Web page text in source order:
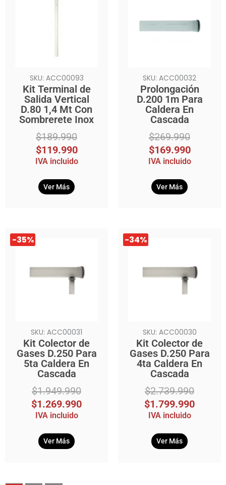
SKU: ACC00093
Kit Terminal de
Salida Vertical
D.80 1,4 Mt Con
Sombrerete Inox
$189.990
$119.990
IVA incluido
Ver Más
SKU: ACC00032
Prolongación
D.200 1m Para
Caldera En
Cascada
$269.990
era:
$269.990.
$169.990
es:
$169.990.
IVA incluido
Ver Más
-35%
SKU: ACC00031
Kit Colector de
Gases D.250 Para
5ta Caldera En
Cascada
$1.949.990
El
precio
era:
$1.269.990
El
precio
IVA incluido
Ver Más
-34%
SKU: ACC00030
Kit Colector de
Gases D.250 Para
4ta Caldera En
Cascada
$2.739.990
El
precio
era:
$1.799.990
El
precio
IVA incluido
Ver Más